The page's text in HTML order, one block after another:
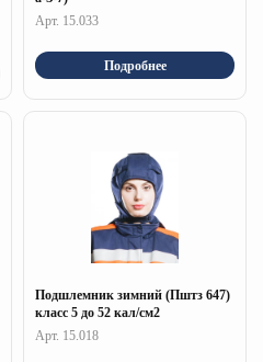
Арт. 15.033
Подробнее
Подшлемник зимний (Пштз 647)
класс 5 до 52 кал/см2
Арт. 15.018